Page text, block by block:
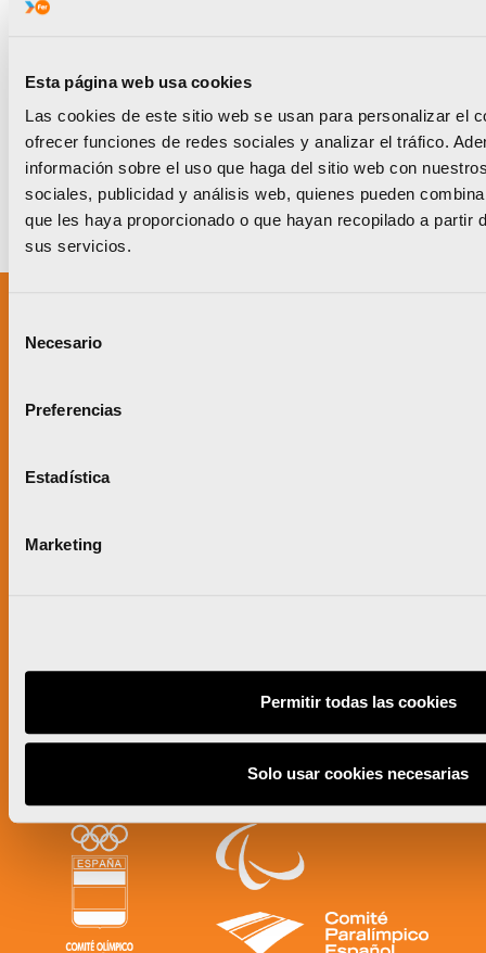
Esta página web usa cookies
Las cookies de este sitio web se usan para personalizar el
ofrecer funciones de redes sociales y analizar el tráfico.
información sobre el uso que haga del sitio web con
sociales, publicidad y análisis web, quienes pueden
que les haya proporcionado o que hayan recopilado a partir
sus servicios.
Necesario
Preferencias
Estadística
Marketing
Permitir todas las cookies
Solo usar cookies necesarias